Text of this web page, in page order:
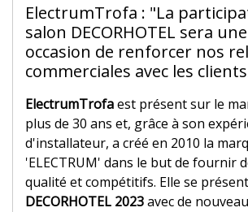
ElectrumTrofa : "La
salon DECORHOTEL sera
occasion de renforcer nos
commerciales avec les
ElectrumTrofaest présent sur le
plus de 30 ans et, grâce à son
d'installateur, a créé en 2010 la
'ELECTRUM' dans le but de fournir
qualité et compétitifs. Elle se
DECORHOTEL 2023avec de